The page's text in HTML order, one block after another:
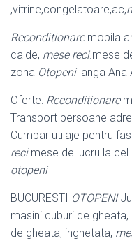
,vitrine,congelatoare,ac,
Reconditionaremobila
calde, mese reci.mese
zona Otopenilanga Ana
Oferte: Reconditionare
Transport persoane
Cumpar utilaje pentru
reci.mese de lucru la cel
otopeni
BUCURESTI OTOPENI
masini cuburi de
de gheata, inghetata,